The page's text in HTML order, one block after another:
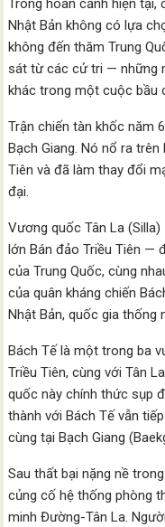
Trong hoàn cảnh hiện
Nhật Bản không có lựa
không đến thăm Trung
sát từ các cử tri — những
khác trong một cuộc bầu
Trận chiến tàn khốc năm
Bạch Giang. Nó nổ ra
Tiên và đã làm thay đổi
đại.
Vương quốc Tân La
lớn Bán đảo Triều Tiên —
của Trung Quốc, cùng
của quân kháng chiến
Nhật Bản, quốc gia thống
Bách Tế là một trong ba
Triều Tiên, cùng với Tân
quốc này chính thức sụp
thành với Bách Tế vẫn
cùng tại Bạch Giang
Sau thất bại nặng nề
củng cố hệ thống phòng
minh Đường-Tân La.